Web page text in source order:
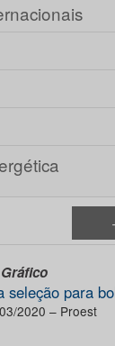
seleção para
2020 – Proest